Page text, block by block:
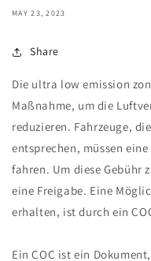
MAY 23, 2023
Share
Die ultra low emission
Maßnahme, um die
reduzieren. Fahrzeuge,
entsprechen, müssen
fahren. Um diese Gebühr
eine Freigabe. Eine
erhalten, ist durch ein
Ein COC ist ein